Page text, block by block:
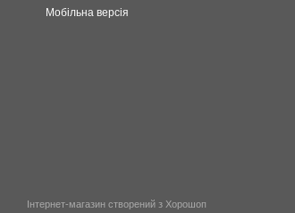
Мобільна версія
Інтернет-магазин створений з Хорошоп